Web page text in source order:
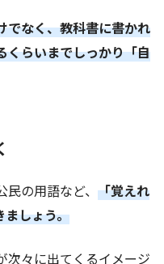
でなく、教科書に書かれ
くらいまでしっかり「自
の用語など、 「覚えれ
ましょう。
次々に出てくるイメージ